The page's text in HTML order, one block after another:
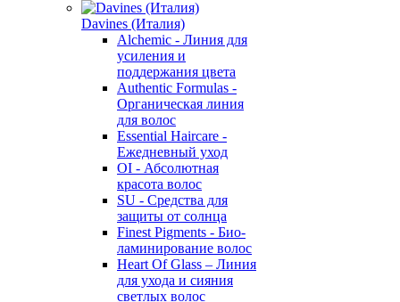
Davines (Италия)
Alchemic - Линия для
усиления и
поддержания цвета
Authentic Formulas -
Органическая линия
для волос
Essential Haircare -
Eжедневный уход
OI - Абсолютная
красота волос
SU - Средства для
защиты от солнца
Finest Pigments - Био-
ламинирование волос
Heart Of Glass – Линия
для ухода и сияния
светлых волос